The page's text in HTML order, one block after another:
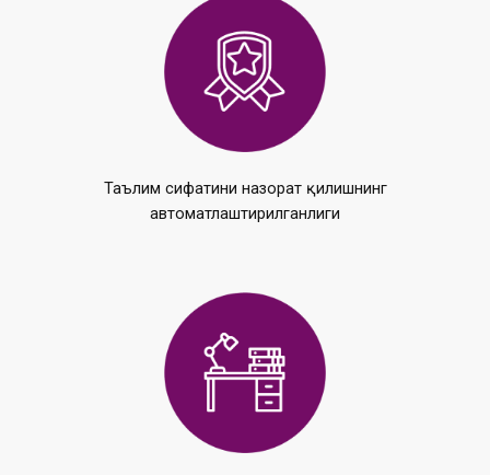
Таълим сифатини назорат қилишнинг
автоматлаштирилганлиги